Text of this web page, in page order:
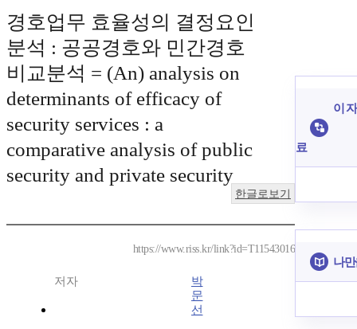
경호업무 효율성의 결정요인
분석 : 공공경호와 민간경호
비교분석 = (An) analysis on
determinants of efficacy of
security services : a
comparative analysis of public
security and private security
한글로보기
https://www.riss.kr/link?id=T11543016
저자
박
문
선
이
료
나